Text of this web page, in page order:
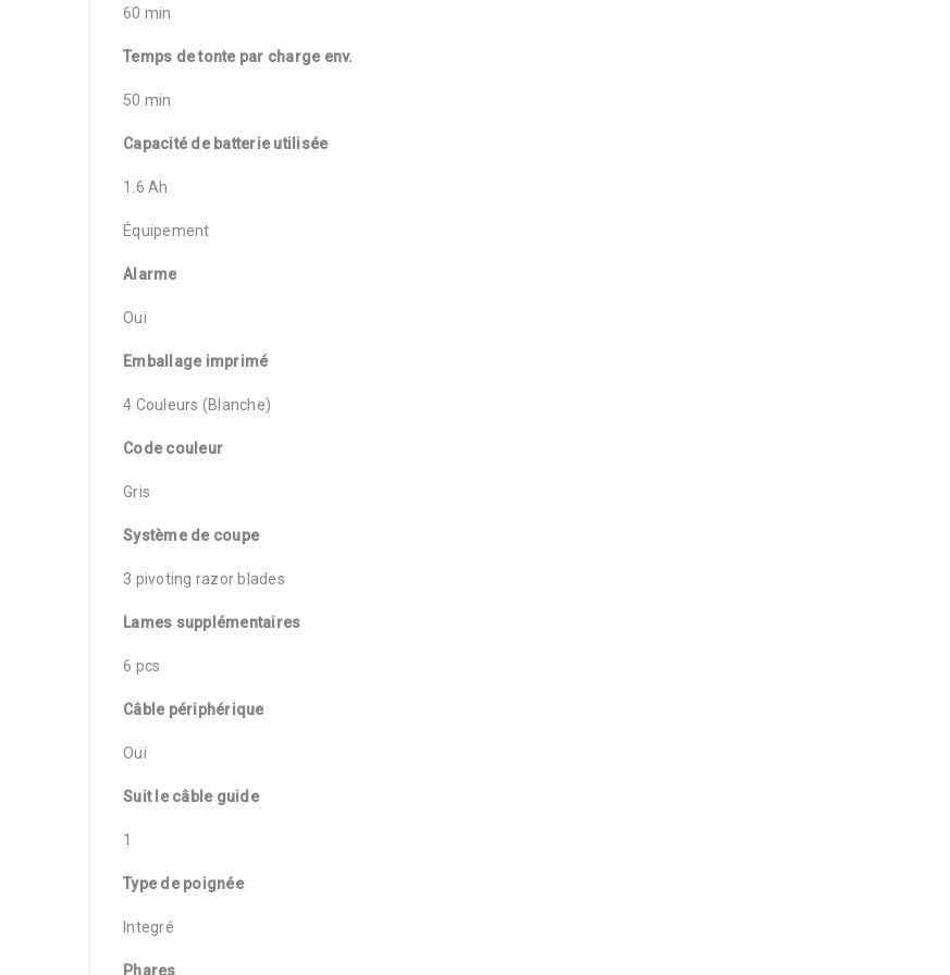
60 min
Temps de tonte par charge env.
50 min
Capacité de batterie utilisée
1.6 Ah
Équipement
Alarme
Oui
Emballage imprimé
4 Couleurs (Blanche)
Code couleur
Gris
Système de coupe
3 pivoting razor blades
Lames supplémentaires
6 pcs
Câble périphérique
Oui
Suit le câble guide
1
Type de poignée
Integré
Phares